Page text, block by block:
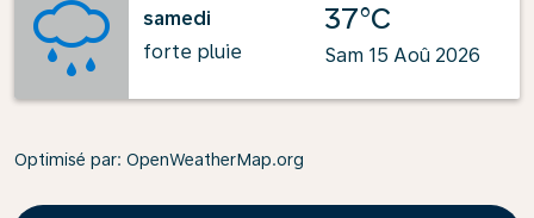
samedi
forte pluie
37°C
Sam 15 Aoû 2026
Optimisé par: OpenWeatherMap.org